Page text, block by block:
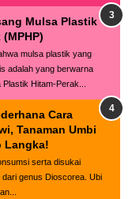
Mulsa Plastik
mulsa plastik yang
adalah yang berwarna
Hitam-Perak...
Cara
Tanaman Umbi
Langka!
serta disukai
genus Dioscorea. Ubi